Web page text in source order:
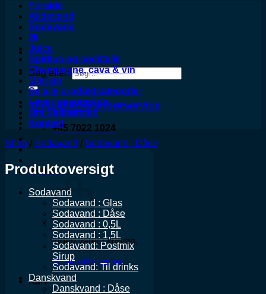
Søg efter:
Tilmeld leverandørservice
+45 7022 1024
0,00 kr.
Ingen varer i kurven.
Tilbage til shoppen
Kurv
Forside
Kildevand
Sodavand
Øl
Juice
Spiritus og cocktails
Champagne, cava & vin
Mærker
Se alle produktkategorier
Leveringsområde
Om Sluktørsten
Kontakt
Shop / Sodavand / Sodavand : Dåse
Produktoversigt
Sodavand
Sodavand : Glas
Sodavand : Dåse
Sodavand : 0,5L
Sodavand : 1,5L
Sodavand: Postmix
Sirup
Sodavand: Til drinks
Danskvand
Danskvand : Dåse